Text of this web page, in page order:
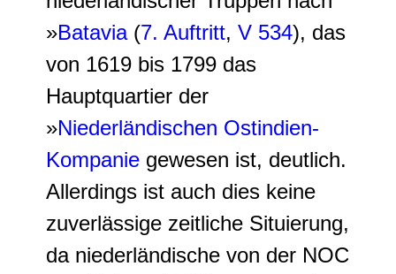
»Batavia(7. Auftritt, V 534), das
von 1619 bis 1799 das
Hauptquartier der
»Niederländischen Ostindien-
Kompanie gewesen ist, deutlich.
Allerdings ist auch dies keine
zuverlässige zeitliche Situierung,
da niederländische von der NOC